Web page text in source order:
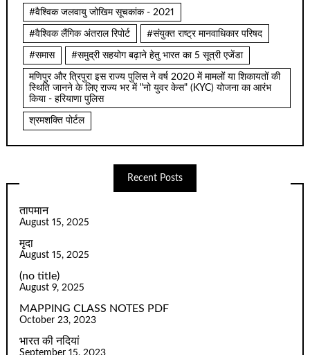
#वैश्विक जलवायु जोखिम सूचकांक - 2021
#वैश्विक लैंगिक अंतराल रिपोर्ट #संयुक्त राष्ट्र मानवाधिकार परिषद
#समास #समुद्री सहयोग बढ़ाने हेतु भारत का 5 सूत्री एजेंडा
मणिपुर और त्रिपुरा इस राज्य पुलिस ने वर्ष 2020 में मामलों या शिकायतों की
स्थिति जानने के लिए राज्य भर में "नो युवर केस" (KYC) योजना का आरंभ
किया - हरियाणा पुलिस
श्रमशक्ति पोर्टल
Recent Posts
तापमान
August 15, 2025
मृदा
August 15, 2025
(no title)
August 9, 2025
MAPPING CLASS NOTES PDF
October 23, 2023
भारत की नदियां
September 15, 2023